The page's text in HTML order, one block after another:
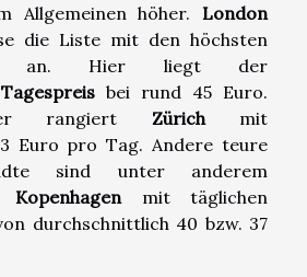
Allgemeinen höher. London
die Liste mit den höchsten
an. Hier liegt der
bei rund 45 Euro.
rangiert Zürichmit
Euro pro Tag. Andere teure
sind unter anderem
Kopenhagenmit täglichen
durchschnittlich 40 bzw. 37